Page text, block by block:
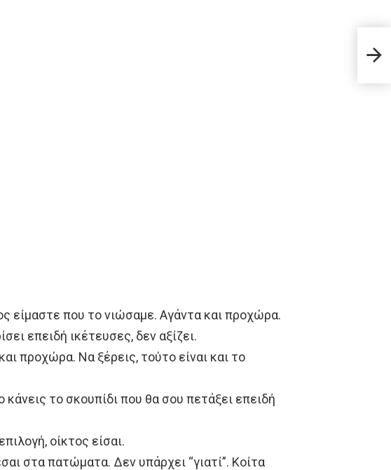
είμαστε που το νιώσαμε. Αγάντα και προχώρα.
επειδή ικέτευσες, δεν αξίζει.
προχώρα. Να ξέρεις, τούτο είναι και το
κάνεις το σκουπίδι που θα σου πετάξει επειδή
οίκτος είσαι.
στα πατώματα. Δεν υπάρχει “γιατί”. Κοίτα
το